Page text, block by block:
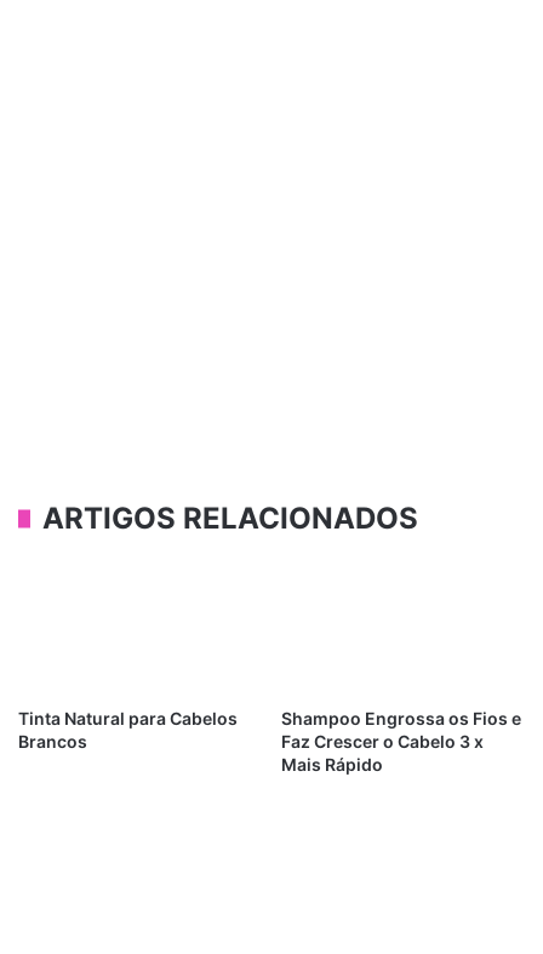
ARTIGOS RELACIONADOS
Tinta Natural para Cabelos
Brancos
Shampoo Engrossa os Fios e
Faz Crescer o Cabelo 3 x
Mais Rápido